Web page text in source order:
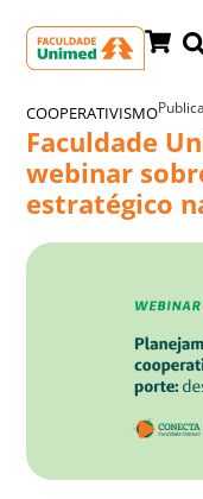
COOPERATIVISMO
Faculdade
webinar
estratégico